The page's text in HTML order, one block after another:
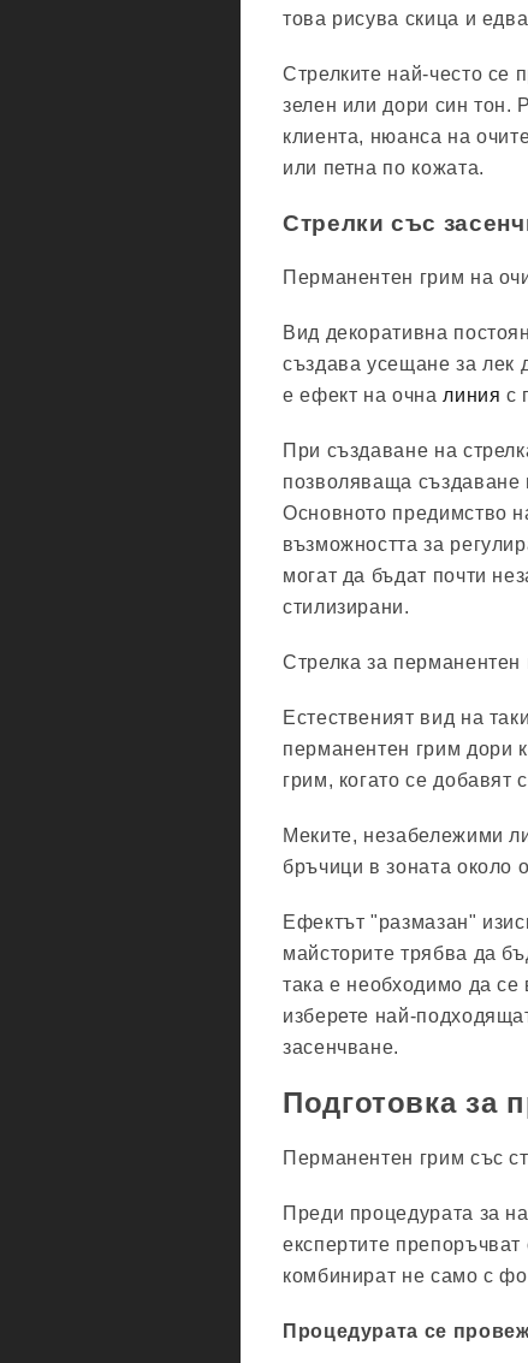
това рисува скица и
Стрелките най-често се
зелен или дори син тон.
клиента, нюанса на
или петна по кожата.
Стрелки със
Перманентен грим на
Вид декоративна
създава усещане за лек
е ефект на очна линия с
При създаване на
позволяваща създаване
Основното предимство
възможността за
могат да бъдат почти
стилизирани.
Стрелка за перманентен
Естественият вид на
перманентен грим дори
грим, когато се добавят
Меките, незабележими
бръчици в зоната около
Ефектът "размазан"
майсторите трябва да
така е необходимо да се
изберете най-
засенчване.
Подготовка за
Перманентен грим със
Преди процедурата за
експертите
комбинират не само с
Процедурата се